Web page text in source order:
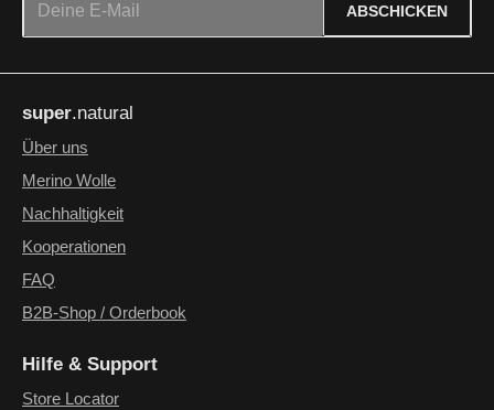
ABSCHICKEN
genommen und die
einverstanden.
Die mit einem Stern (*) markierten Felder sind Pflichtfelder.
super.natural
Über uns
Merino Wolle
Nachhaltigkeit
Kooperationen
FAQ
B2B-Shop / Orderbook
Hilfe & Support
Store Locator